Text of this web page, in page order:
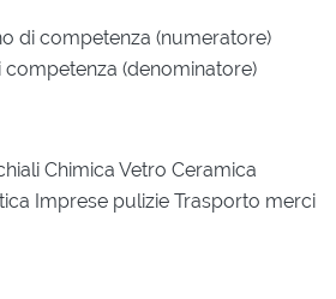
di competenza (numeratore)
(denominatore)
Chimica Vetro Ceramica
Imprese pulizie Trasporto merci